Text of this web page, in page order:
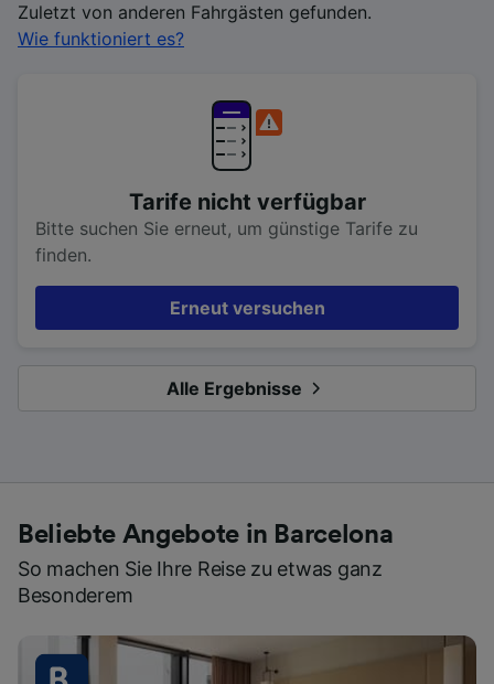
Zuletzt von anderen Fahrgästen gefunden.
Wie funktioniert es?
Tarife nicht verfügbar
Bitte suchen Sie erneut, um günstige Tarife zu
finden.
Erneut versuchen
Alle Ergebnisse
Beliebte Angebote in Barcelona
So machen Sie Ihre Reise zu etwas ganz
Besonderem